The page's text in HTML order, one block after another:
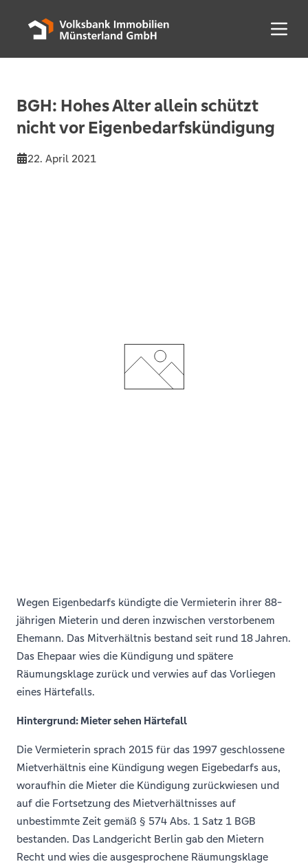
Menü
BGH: Hohes Alter allein schützt
nicht vor Eigenbedarfskündigung
22. April 2021
Wegen Eigenbedarfs kündigte die Vermieterin ihrer 88-
jährigen Mieterin und deren inzwischen verstorbenem
Ehemann. Das Mitverhältnis bestand seit rund 18 Jahren.
Das Ehepaar wies die Kündigung und spätere
Räumungsklage zurück und verwies auf das Vorliegen
eines Härtefalls.
Hintergrund: Mieter sehen Härtefall
Die Vermieterin sprach 2015 für das 1997 geschlossene
Mietverhältnis eine Kündigung wegen Eigebedarfs aus,
woraufhin die Mieter die Kündigung zurückwiesen und
auf die Fortsetzung des Mietverhältnisses auf
unbestimmte Zeit gemäß § 574 Abs. 1 Satz 1 BGB
bestanden. Das Landgericht Berlin gab den Mietern
Recht und wies die ausgesprochene Räumungsklage